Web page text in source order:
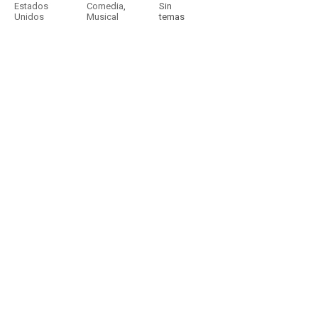
Estados
Unidos
Comedia,
Musical
Sin
temas